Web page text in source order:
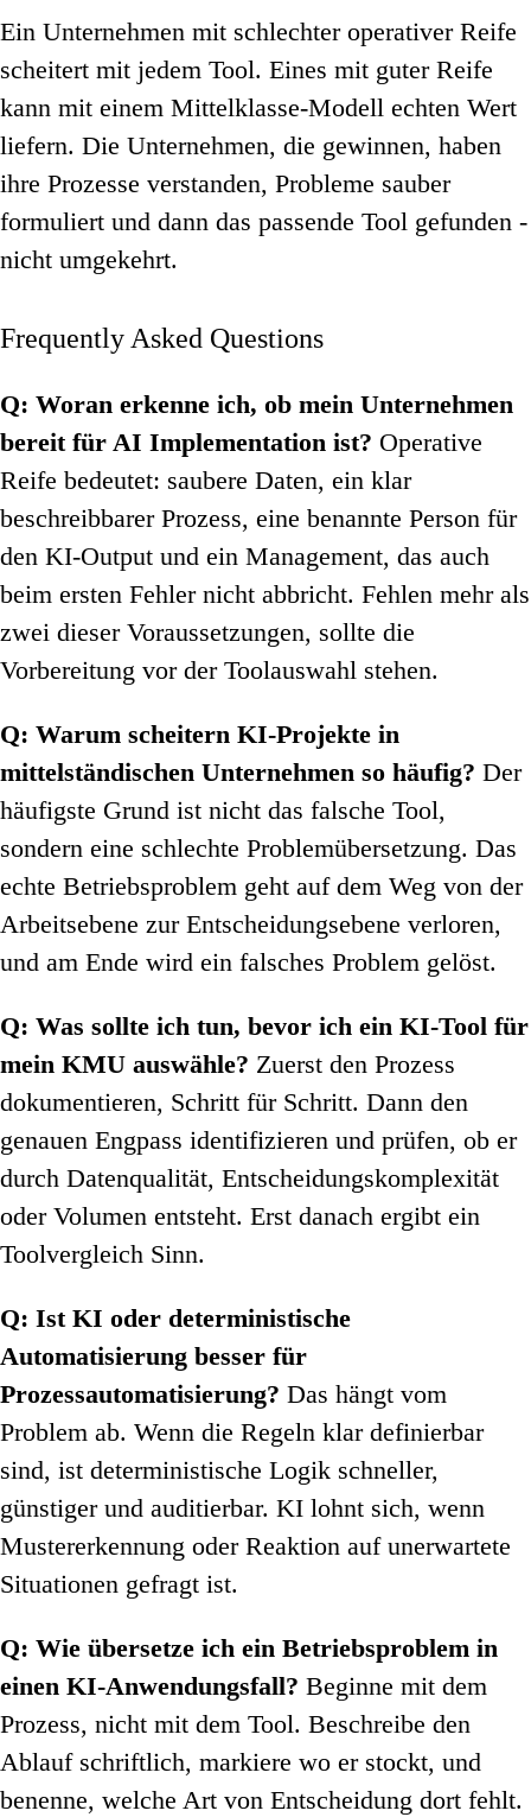
Ein Unternehmen mit schlechter operativer Reife
scheitert mit jedem Tool. Eines mit guter Reife
kann mit einem Mittelklasse-Modell echten Wert
liefern. Die Unternehmen, die gewinnen, haben
ihre Prozesse verstanden, Probleme sauber
formuliert und dann das passende Tool gefunden -
nicht umgekehrt.
Frequently Asked Questions
Q: Woran erkenne ich, ob mein Unternehmen
bereit für AI Implementation ist? Operative
Reife bedeutet: saubere Daten, ein klar
beschreibbarer Prozess, eine benannte Person für
den KI-Output und ein Management, das auch
beim ersten Fehler nicht abbricht. Fehlen mehr als
zwei dieser Voraussetzungen, sollte die
Vorbereitung vor der Toolauswahl stehen.
Q: Warum scheitern KI-Projekte in
mittelständischen Unternehmen so häufig? Der
häufigste Grund ist nicht das falsche Tool,
sondern eine schlechte Problemübersetzung. Das
echte Betriebsproblem geht auf dem Weg von der
Arbeitsebene zur Entscheidungsebene verloren,
und am Ende wird ein falsches Problem gelöst.
Q: Was sollte ich tun, bevor ich ein KI-Tool für
mein KMU auswähle? Zuerst den Prozess
dokumentieren, Schritt für Schritt. Dann den
genauen Engpass identifizieren und prüfen, ob er
durch Datenqualität, Entscheidungskomplexität
oder Volumen entsteht. Erst danach ergibt ein
Toolvergleich Sinn.
Q: Ist KI oder deterministische
Automatisierung besser für
Prozessautomatisierung? Das hängt vom
Problem ab. Wenn die Regeln klar definierbar
sind, ist deterministische Logik schneller,
günstiger und auditierbar. KI lohnt sich, wenn
Mustererkennung oder Reaktion auf unerwartete
Situationen gefragt ist.
Q: Wie übersetze ich ein Betriebsproblem in
einen KI-Anwendungsfall? Beginne mit dem
Prozess, nicht mit dem Tool. Beschreibe den
Ablauf schriftlich, markiere wo er stockt, und
benenne, welche Art von Entscheidung dort fehlt.